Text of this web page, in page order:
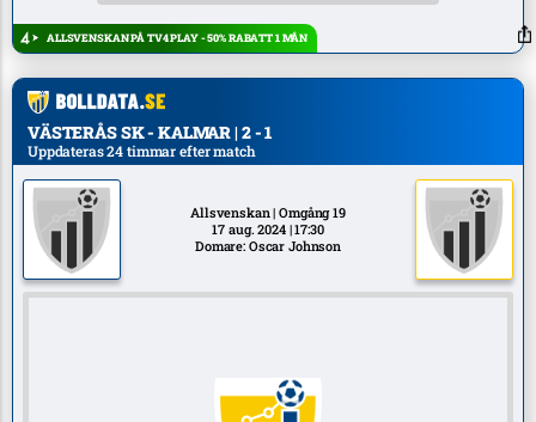
ALLSVENSKAN PÅ TV4 PLAY - 50% RABATT 1 MÅN
VÄSTERÅS SK - KALMAR | 2 - 1
Uppdateras 24 timmar efter match
Allsvenskan | Omgång 19
17 aug. 2024 | 17:30
Domare: Oscar Johnson